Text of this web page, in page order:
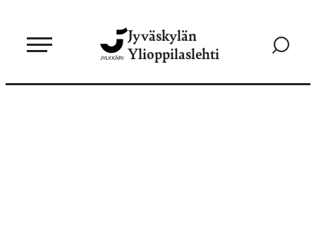
sisältöön
Jyväskylän
Ylioppilaslehti
Siirry